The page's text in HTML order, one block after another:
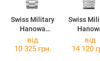
Swiss Military
Hanowa
Roadrunner
Maxed
Swiss
від
10 325 грн.
від
14 120